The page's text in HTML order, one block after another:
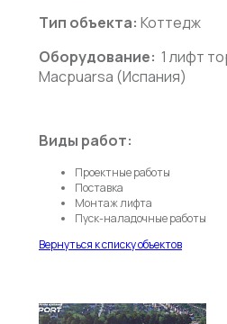
Тип объекта: Коттедж
Оборудование: 1 лифт
Macpuarsa (Испания)
Виды работ:
Проектные работы
Поставка
Монтаж лифта
Пуск-наладочные работы
Вернуться к списку объектов